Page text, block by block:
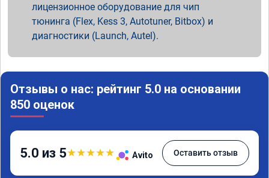
лицензионное оборудование для чип
тюнинга (Flex, Kess 3, Autotuner, Bitbox) и
диагностики (Launch, Autel).
Отзывы о нас: рейтинг 5.0 на основании
850 оценок
5.0 из 5★★★★★ Avito Оставить отзыв